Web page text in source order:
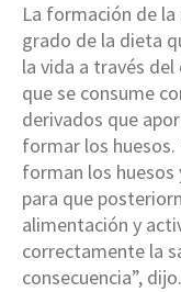
La formación de
grado de la dieta
la vida a través
que se consume
derivados que
formar los huesos.
forman los huesos
para que
alimentación y
correctamente la
consecuencia”, dijo.